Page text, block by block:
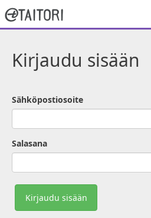
Kirjaudu sisään
Sähköpostiosoite
Salasana
Kirjaudu sisään